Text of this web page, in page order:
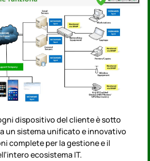
dispositivo del cliente è sotto
un sistema unificato e innovativo
complete per la gestione e il
ecosistema IT.